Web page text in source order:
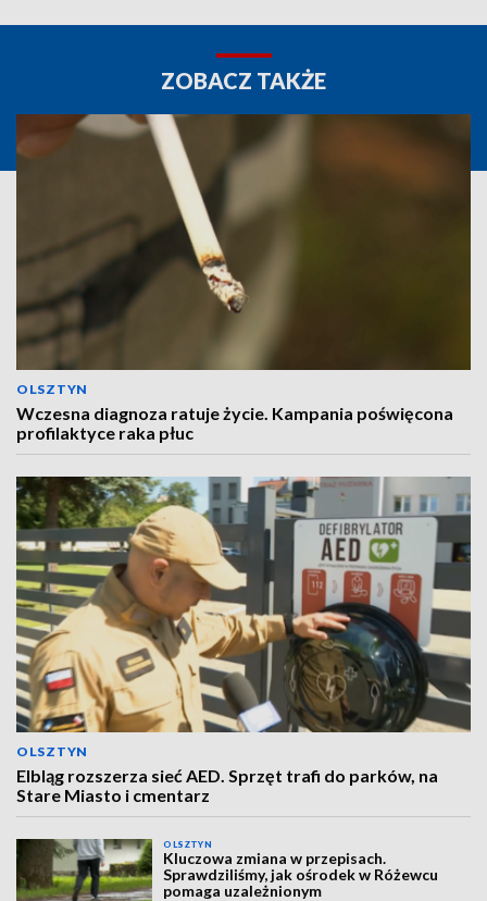
ZOBACZ TAKŻE
OLSZTYN
Wczesna diagnoza ratuje życie. Kampania poświęcona
profilaktyce raka płuc
OLSZTYN
Elbląg rozszerza sieć AED. Sprzęt trafi do parków, na
Stare Miasto i cmentarz
OLSZTYN
Kluczowa zmiana w przepisach.
Sprawdziliśmy, jak ośrodek w Różewcu
pomaga uzależnionym